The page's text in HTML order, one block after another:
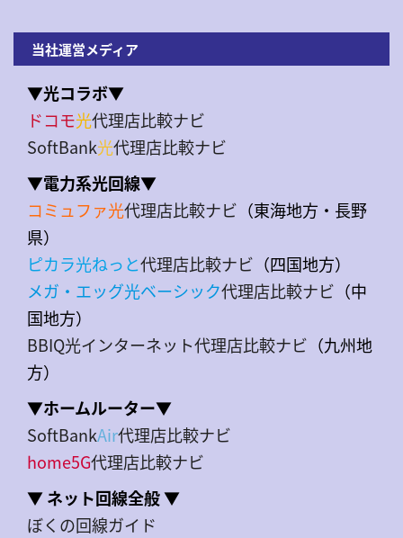
当社運営メディア
▼光コラボ▼
ドコモ光代理店比較ナビ
SoftBank光代理店比較ナビ
▼電力系光回線▼
コミュファ光代理店比較ナビ （東海地方・長野
県）
ピカラ光ねっと代理店比較ナビ （四国地方）
メガ・エッグ光ベーシック代理店比較ナビ （中
国地方）
BBIQ光インターネット代理店比較ナビ （九州地
方）
▼ホームルーター▼
SoftBankAir代理店比較ナビ
home5G代理店比較ナビ
▼ ネット回線全般 ▼
ぼくの回線ガイド